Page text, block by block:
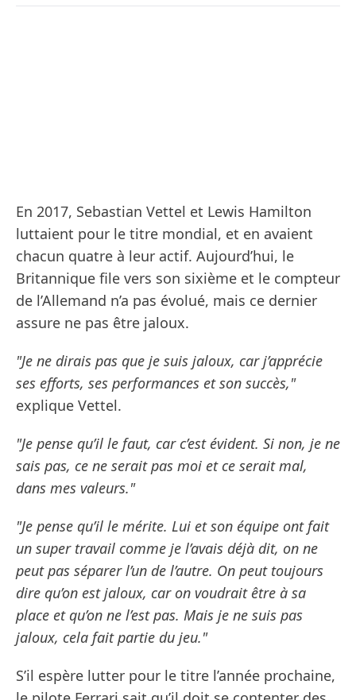
En 2017, Sebastian Vettel et Lewis Hamilton
luttaient pour le titre mondial, et en avaient
chacun quatre à leur actif. Aujourd’hui, le
Britannique file vers son sixième et le compteur
de l’Allemand n’a pas évolué, mais ce dernier
assure ne pas être jaloux.
"Je ne dirais pas que je suis jaloux, car j’apprécie
ses efforts, ses performances et son succès,"
explique Vettel.
"Je pense qu’il le faut, car c’est évident. Si non, je ne
sais pas, ce ne serait pas moi et ce serait mal,
dans mes valeurs."
"Je pense qu’il le mérite. Lui et son équipe ont fait
un super travail comme je l’avais déjà dit, on ne
peut pas séparer l’un de l’autre. On peut toujours
dire qu’on est jaloux, car on voudrait être à sa
place et qu’on ne l’est pas. Mais je ne suis pas
jaloux, cela fait partie du jeu."
S’il espère lutter pour le titre l’année prochaine,